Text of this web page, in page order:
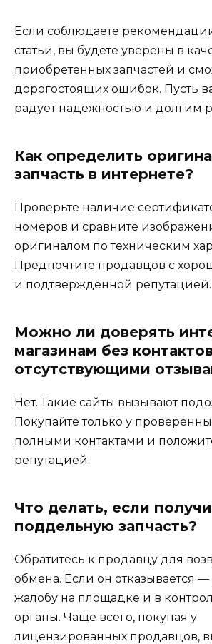
Если соблюдаете
статьи, вы будете уверены в
приобретенных запчастей и
дорогостоящих ошибок. Пусть
радует надежностью и долгим
Как определить
запчасть в интернете?
Проверьте наличие
номеров и сравните
оригиналом по техническим
Предпочтите продавцов с
и подтвержденной репутацией.
Можно ли доверять
магазинам без
отсутствующими
Нет. Такие сайты вызывают
Покупайте только у
полными контактами и
репутацией.
Что делать, если
поддельную запчасть?
Обратитесь к продавцу для
обмена. Если он отказывается
жалобу на площадке и в
органы. Чаще всего, покупая у
лицензированных продавцов,